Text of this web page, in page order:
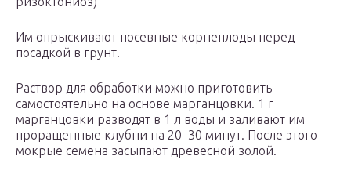
Им опрыскивают посевные корнеплоды перед
посадкой в грунт.
Раствор для обработки можно приготовить
самостоятельно на основе марганцовки. 1 г
марганцовки разводят в 1 л воды и заливают им
проращенные клубни на 20–30 минут. После этого
мокрые семена засыпают древесной золой.